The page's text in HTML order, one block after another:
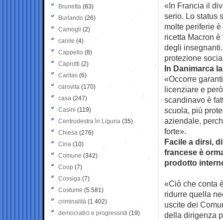
«In Francia il
serio. Lo status
molte periferie
ricetta Macron
degli
protezione
In Danimarca
«Occorre
licenziare e
scandinavo è
scuola, più
aziendale,
forte».
Facile a dirsi,
francese è
prodotto
«Ciò che conta
ridurre quella
uscite dei
della dirigenza
Brunetta (83)
Burlando (26)
Camogli (2)
canile (4)
Cappello (8)
Caprotti (2)
Caritas (6)
carovita (170)
casa (247)
Casini (119)
Centrodestra in Liguria (35)
Chiesa (276)
Cina (10)
Comune (342)
Coop (7)
Cossiga (7)
Costume (5.581)
criminalità (1.402)
democratici e progressisti (19)